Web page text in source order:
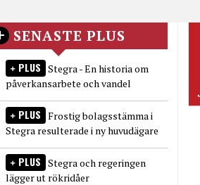
SENASTE PLUS
PLUS Stegra - En historia om
påverkansarbete och vandel
PLUS Frostig bolagsstämma i
Stegra resulterade i ny huvudägare
PLUS Stegra och regeringen
lägger ut rökridåer